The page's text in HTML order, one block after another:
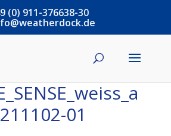
(0) 911-376638-30
01